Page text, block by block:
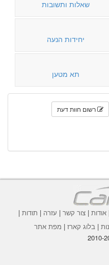
שאלות ותשובות
יחידות הנעה
תא מטען
רשום חוות דעת
אודות |צור קשר | עזרה | תודות |
| בלוג קארז | מפת אתר